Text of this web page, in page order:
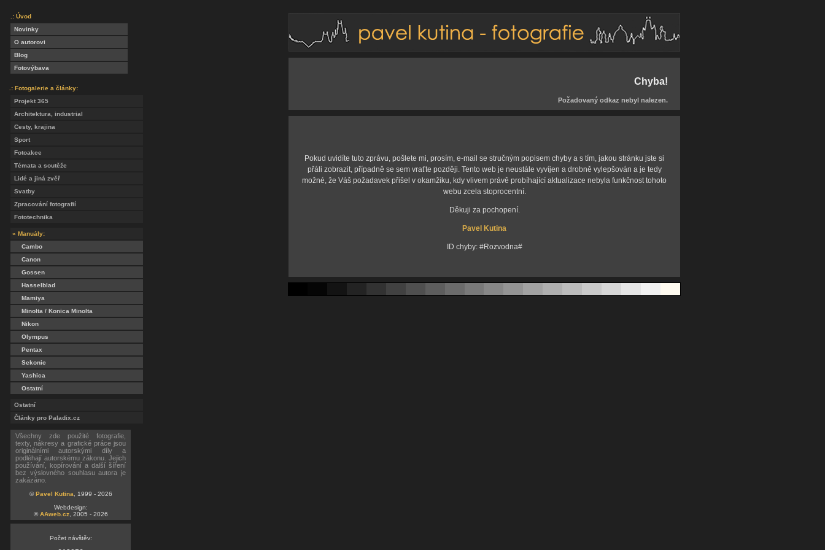
.: Úvod
Novinky
O autorovi
Blog
Fotovýbava
.: Fotogalerie a články:
Projekt 365
Architektura, industrial
Cesty, krajina
Sport
Fotoakce
Témata a soutěže
Lidé a jiná zvěř
Svatby
Zpracování fotografií
Fototechnika
» Manuály:
Cambo
Canon
Gossen
Hasselblad
Mamiya
Minolta / Konica Minolta
Nikon
Olympus
Pentax
Sekonic
Yashica
Ostatní
Ostatní
Články pro Paladix.cz
Všechny zde použité fotografie,
texty, nákresy a grafické práce jsou
originálními autorskými díly a
podléhají autorskému zákonu. Jejich
používání, kopírování a další šíření
bez výslovného souhlasu autora je
zakázáno.
©Pavel Kutina , 1999 - 2026
Webdesign:
©AAweb.cz, 2005 - 2026
Počet návštěv:
Chyba!
Požadovaný odkaz nebyl nalezen.
Pokud uvidíte tuto zprávu, pošlete mi, prosím, e-mail se stručným popisem chyby a s tím, jakou stránku jste si
přáli zobrazit, případně se sem vraťte později. Tento web je neustále vyvíjen a drobně vylepšován a je tedy
možné, že Váš požadavek přišel v okamžiku, kdy vlivem právě probíhající aktualizace nebyla funkčnost tohoto
webu zcela stoprocentní.
Děkuji za pochopení.
Pavel Kutina
ID chyby: #Rozvodna#